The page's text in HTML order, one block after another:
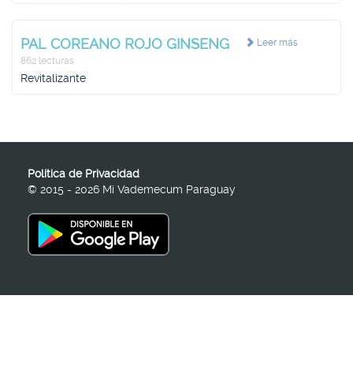
Leer más
PAL COREANO ROJO GINSENG
862 lecturas
Revitalizante
Política de Privacidad
© 2015 - 2026 Mi Vademecum Paraguay